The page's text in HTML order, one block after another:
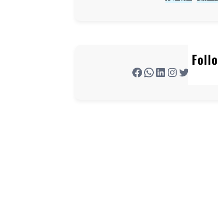
تويتر إنستجرام لينكد إن واتسابفيسبوك